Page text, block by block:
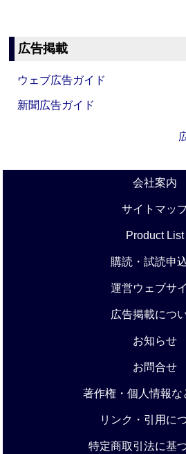
広告掲載
ウェブ広告ガイド
新聞広告ガイド
会社案内
サイトマッ
Product List
購読・試読申
運営ウェブサ
広告掲載につ
お知らせ
お問合せ
著作権・個人情報な
リンク・引用に
特定商取引法に基